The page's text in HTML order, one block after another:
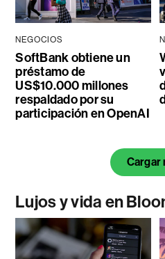
NEGOCIOS
SoftBank obtiene un
préstamo de
US$10.000 millones
respaldado por su
participación en OpenAI
Cargar
Lujos y vida en